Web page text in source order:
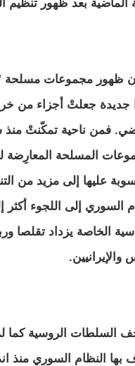
الماضية بعد ظهور تنظيم
جديدة جعلتْ أجزاء من
فمن ناحية تمكّنتْ
المسلحة المعارِضة
عليها إلى مزيد من
السوري إلى اللجوء
الخاصة يزداد
والإيرانيين.
السلطات الروسية كما